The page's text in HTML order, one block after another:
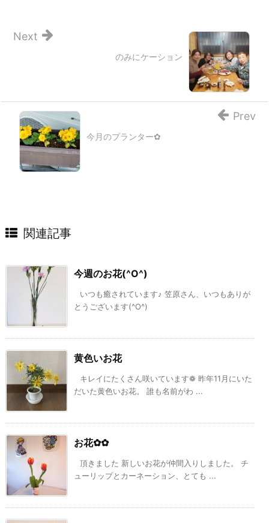
のみにケーション
Next
今月のプランター✿
Prev
関連記事
今週のお花(^O^)
いつも癒されています♪ 笠原さん、いつもありが
とうございます(^O^)
黄色いお花
キレイにたくさん咲いています❁ 昨年11月にいた
だいた黄色いお花。 誰も名前がわ ...
お花✿✿
頂きました 新しいお花が仲間入りしました。 チ
ューリップとカーネーション、とても ...